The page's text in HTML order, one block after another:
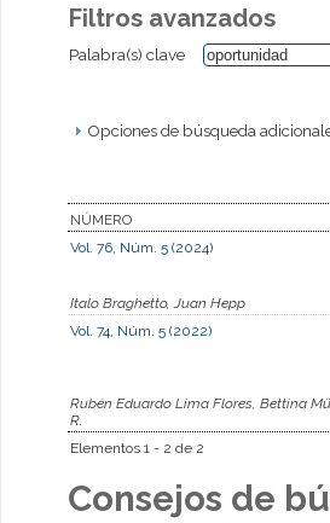
Filtros avanzados
Palabra(s) clave
Opciones de búsqueda
NÚMERO
Vol. 76, Núm. 5 (2024)
Italo Braghetto, Juan Hepp
Vol. 74, Núm. 5 (2022)
Rubén Eduardo Lima Flores, Bettina
R.
Elementos 1 - 2 de 2
Consejos de